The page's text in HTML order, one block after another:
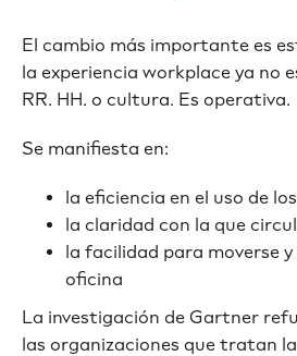
El cambio más importante es
la experiencia workplace ya no
RR. HH. o cultura. Es operativa.
Se manifiesta en:
la eficiencia en el uso de
la claridad con la que
la facilidad para moverse
oficina
La investigación de Gartner
las organizaciones que tratan